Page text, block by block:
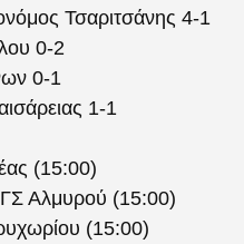
Τσαριτσάνης 4-1
0-2
0-1
1-1
(15:00)
Αλμυρού (15:00)
(15:00)